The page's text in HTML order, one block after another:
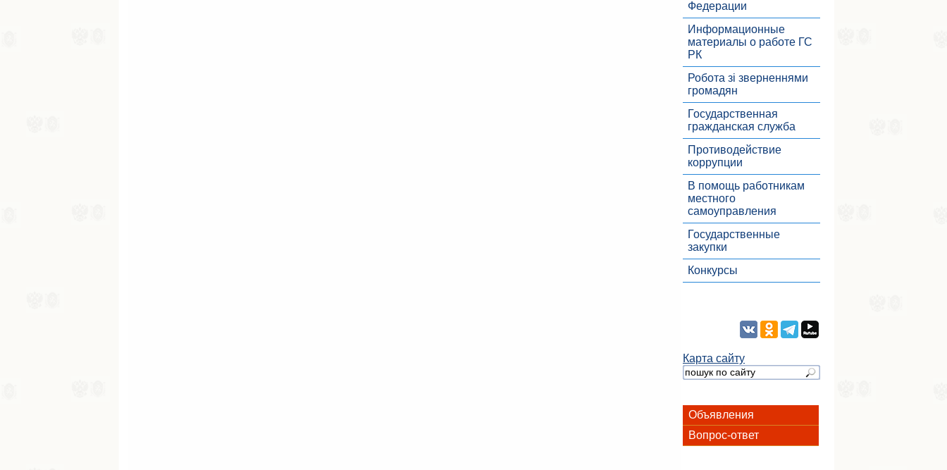
Федерации
Информационные
материалы о работе ГС
РК
Робота зі зверненнями
громадян
Государственная
гражданская служба
Противодействие
коррупции
В помощь работникам
местного
самоуправления
Государственные
закупки
Конкурсы
Карта сайту
Объявления
Вопрос-ответ